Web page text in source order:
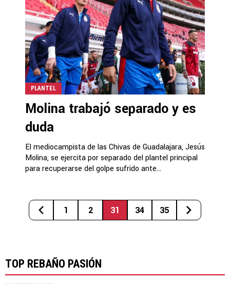
PLANTEL
Molina trabajó separado y es
duda
El mediocampista de las Chivas de Guadalajara, Jesús
Molina, se ejercita por separado del plantel principal
para recuperarse del golpe sufrido ante...
1 2 31 34 35
TOP REBAÑO PASIÓN